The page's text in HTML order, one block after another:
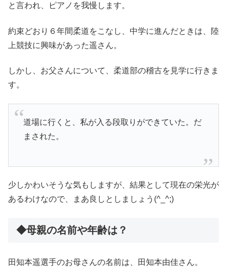
と言われ、ピアノを我慢します。
約束どおり６年間柔道をこなし、中学に進んだときは、陸
上競技に興味があった遥さん。
しかし、お父さんについて、柔道部の稽古を見学に行きま
す。
道場に行くと、私が入る段取りができていた。だ
まされた。
少しかわいそうな気もしますが、結果として現在の栄光が
あるわけなので、まあ良しとしましょう(^_^;)
◆母親の名前や年齢は？
田知本遥選手のお母さんの名前は、田知本由佳さん。